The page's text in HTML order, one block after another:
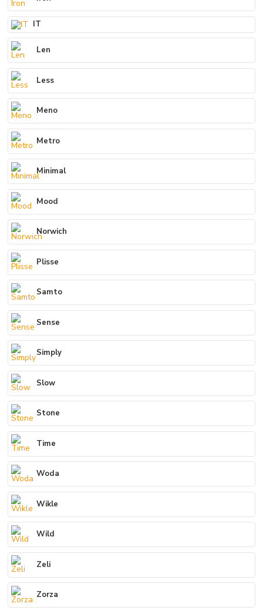
IT
Len
Less
Meno
Metro
Minimal
Mood
Norwich
Plisse
Samto
Sense
Simply
Slow
Stone
Time
Woda
Wikle
Wild
Zeli
Zorza